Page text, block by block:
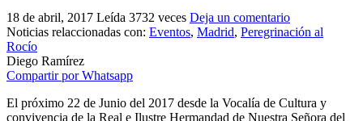
18 de abril, 2017 Leída 3732 veces Deja un comentario
Noticias relaccionadas con: Eventos, Madrid, Peregrinación al
Rocío
Diego Ramírez
Compartir por Whatsapp
El próximo 22 de Junio del 2017 desde la Vocalía de Cultura y
convivencia de la Real e Ilustre Hermandad de Nuestra Señora del
Historia de la Virgen del Rocío
¿Cuándo es la romería del Rocío?
¿Cuántas hermandades participan en la romería?
¿Cuándo se construyó la primera ermita?